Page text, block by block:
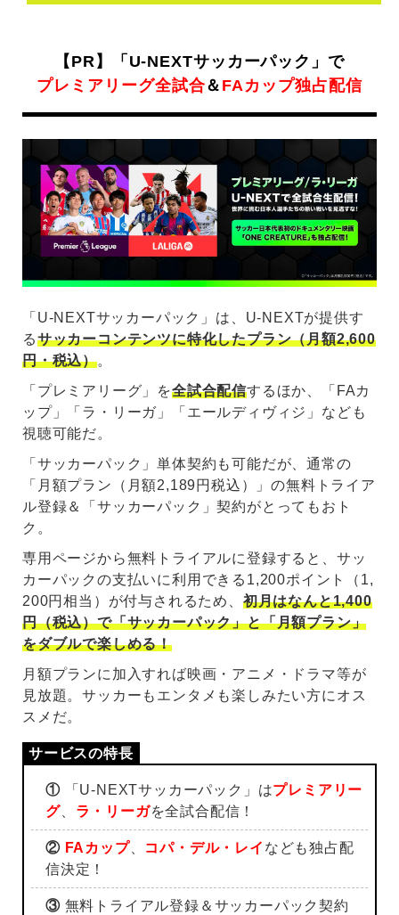
【PR】「U-NEXTサッカーパック」で
プレミアリーグ全試合＆ FAカップ独占配信
「U-NEXTサッカーパック」は、U-NEXTが提供す
るサッカーコンテンツに特化したプラン（月額2,600
円・税込）。
「プレミアリーグ」を全試合配信するほか、「FAカ
ップ」「ラ・リーガ」「エールディヴィジ」なども
視聴可能だ。
「サッカーパック」単体契約も可能だが、通常の
「月額プラン（月額2,189円税込）」の無料トライア
ル登録＆「サッカーパック」契約がとってもおト
ク。
専用ページから無料トライアルに登録すると、サッ
カーパックの支払いに利用できる1,200ポイント（1,
200円相当）が付与されるため、 初月はなんと1,400
円（税込）で「サッカーパック」と「月額プラン」
をダブルで楽しめる！
月額プランに加入すれば映画・アニメ・ドラマ等が
見放題。サッカーもエンタメも楽しみたい方にオス
スメだ。
①「U-NEXTサッカーパック」はプレミアリー
グ、 ラ・リーガを全試合配信！
② FAカップ、 コパ・デル・レイ なども独占配
信決定！
③無料トライアル登録＆サッカーパック契約